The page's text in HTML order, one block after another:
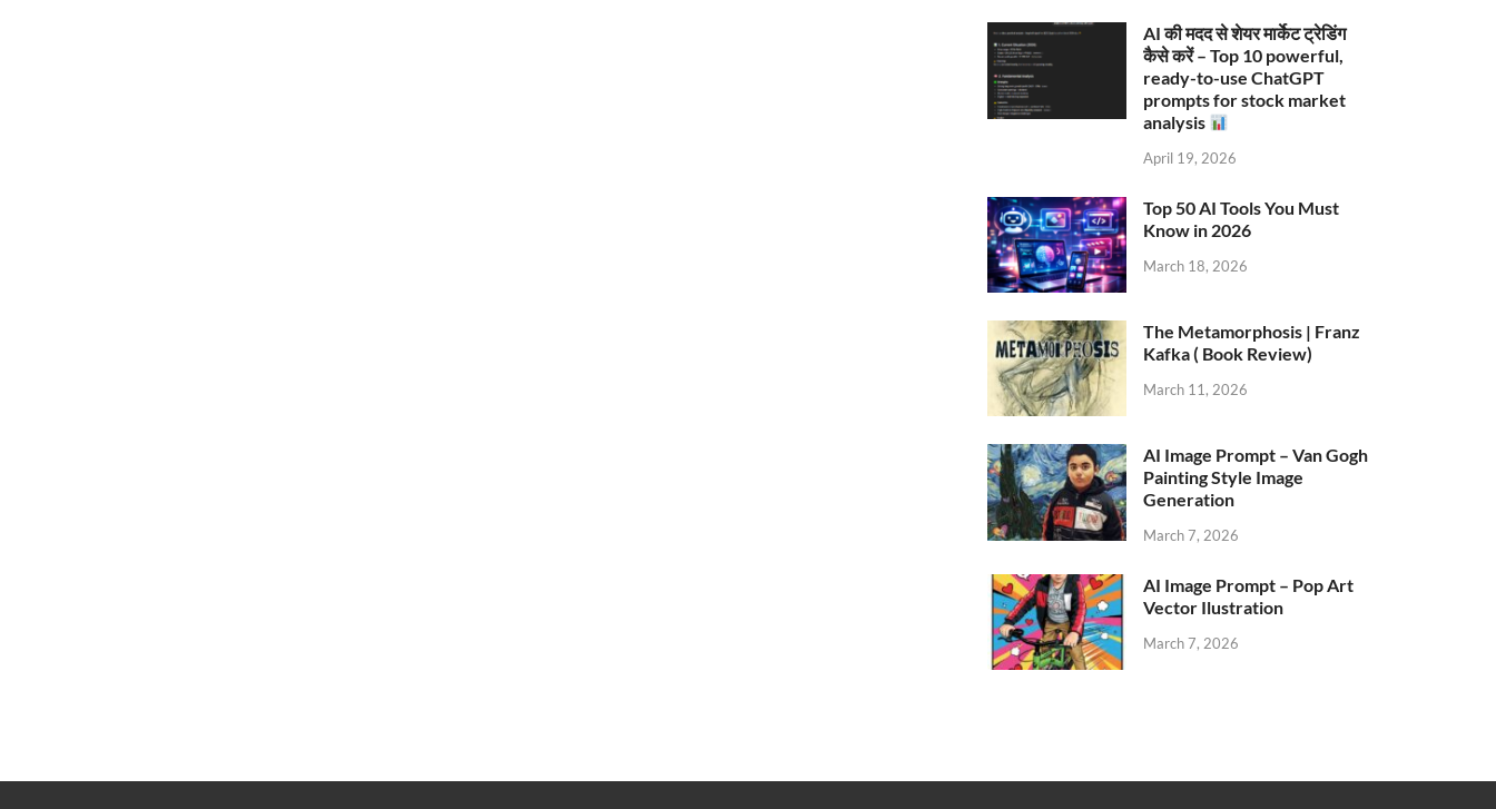
AI की मदद से शेयर मार्केट ट्रेडिंग
कैसे करें – Top 10 powerful,
ready-to-use ChatGPT
prompts for stock market
analysis
April 19, 2026
Top 50 AI Tools You Must
Know in 2026
March 18, 2026
The Metamorphosis | Franz
Kafka ( Book Review)
March 11, 2026
AI Image Prompt – Van Gogh
Painting Style Image
Generation
March 7, 2026
AI Image Prompt – Pop Art
Vector Ilustration
March 7, 2026